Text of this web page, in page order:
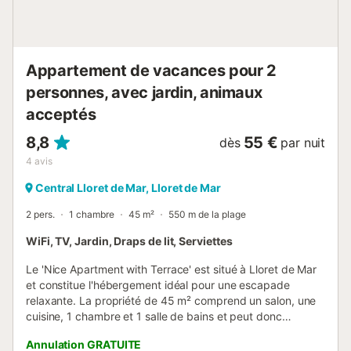
Appartement de vacances pour 2
personnes, avec jardin, animaux
acceptés
8,8
4 avis
dès 55 € par nuit
Central Lloret de Mar, Lloret de Mar
2 pers. 1 chambre 45 m² 550 m de la plage
WiFi, TV, Jardin, Draps de lit, Serviettes
Le 'Nice Apartment with Terrace' est situé à Lloret de Mar
et constitue l'hébergement idéal pour une escapade
relaxante. La propriété de 45 m² comprend un salon, une
cuisine, 1 chambre et 1 salle de bains et peut donc
incluent le Wi-Fi, le chauffage, une machine à laver ainsi
Annulation GRATUITE